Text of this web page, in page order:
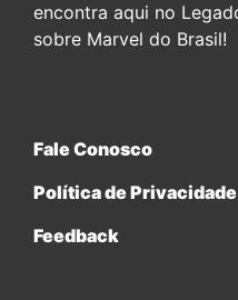
encontra aqui no
sobre Marvel do Brasil!
Fale Conosco
Política de Privacidade
Feedback